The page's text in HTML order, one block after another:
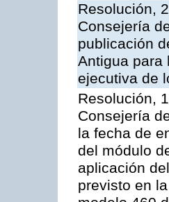
Resolución,
Consejería
publicación
Antigua para
ejecutiva de
Resolución,
Consejería
la fecha de
del módulo
aplicación
previsto en